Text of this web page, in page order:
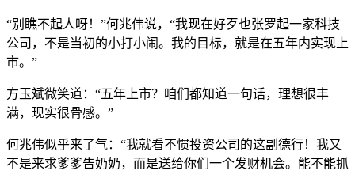
“别瞧不起人呀！”何兆伟说，“我现在好歹也张罗起一家科技
公司，不是当初的小打小闹。我的目标，就是在五年内实现上
市。”
方玉斌微笑道：“五年上市？咱们都知道一句话，理想很丰
满，现实很骨感。”
何兆伟似乎来了气：“我就看不惯投资公司的这副德行！我又
不是来求爹爹告奶奶，而是送给你们一个发财机会。能不能抓